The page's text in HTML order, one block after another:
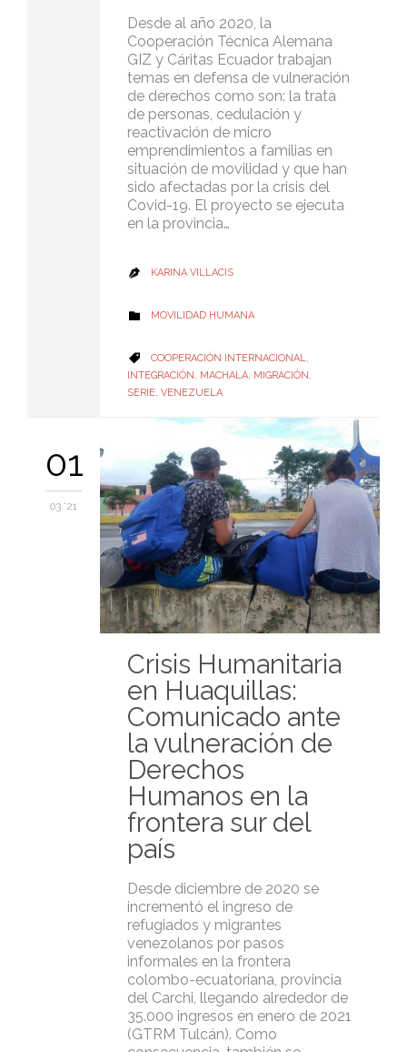
Desde al año 2020, la
Cooperación Técnica Alemana
GIZ y Cáritas Ecuador trabajan
temas en defensa de vulneración
de derechos como son: la trata
de personas, cedulación y
reactivación de micro
emprendimientos a familias en
situación de movilidad y que han
sido afectadas por la crisis del
Covid-19. El proyecto se ejecuta
en la provincia…
 KARINA VILLACIS
 CATEGORY
MOVILIDAD HUMANA
 CATEGORY
COOPERACIÓN INTERNACIONAL,
INTEGRACIÓN , MACHALA, MIGRACIÓN ,
SERIE, VENEZUELA
01
03 '21
Crisis Humanitaria
en Huaquillas:
Comunicado ante
la vulneración de
Derechos
Humanos en la
frontera sur del
país
Desde diciembre de 2020 se
incrementó el ingreso de
refugiados y migrantes
venezolanos por pasos
informales en la frontera
colombo-ecuatoriana, provincia
del Carchi, llegando alrededor de
35.000 ingresos en enero de 2021
(GTRM Tulcán). Como